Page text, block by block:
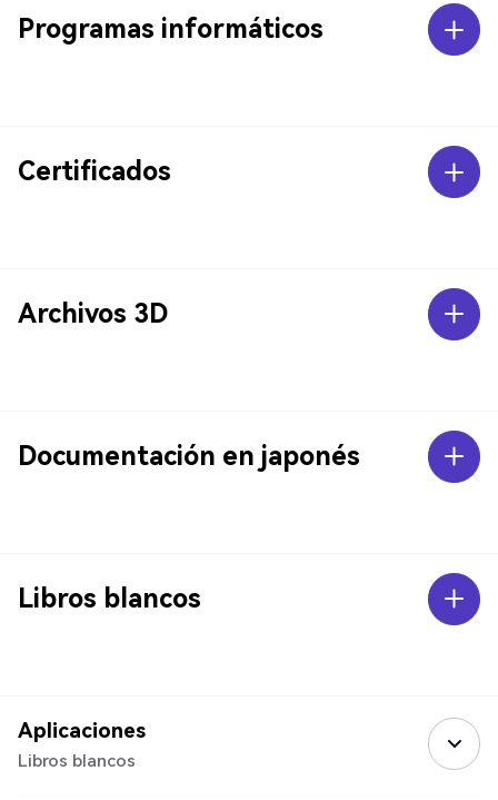
Programas informáticos
Certificados
Archivos 3D
Documentación en japonés
Libros blancos
Aplicaciones
Libros blancos